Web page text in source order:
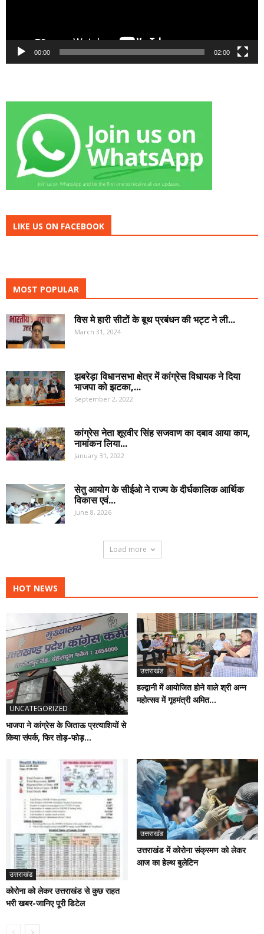
00:00 02:00
LIKE US ON FACEBOOK
MOST POPULAR
विस मे हारी सीटों के बूथ प्रबंधन की भट्ट ने ली...
March 31, 2024
झबरेड़ा विधानसभा क्षेत्र में कांग्रेस विधायक ने दिया
भाजपा को झटका,...
September 2, 2022
कांग्रेस नेता शूरवीर सिंह सजवाण का दबाव आया काम,
नामांकन लिया...
January 31, 2022
सेतु आयोग के सीईओ ने राज्य के दीर्घकालिक आर्थिक
विकास एवं...
June 8, 2026
Load more
HOT NEWS
UNCATEGORIZED
भाजपा ने कांग्रेस के जिताऊ प्रत्याशियों से
किया संपर्क, फिर तोड़-फोड़...
उत्तराखंड
हल्द्वानी में आयोजित होने वाले श्री अन्न
महोत्सव में गृहमंत्री अमित...
उत्तराखंड
कोरोना को लेकर उत्तराखंड से कुछ राहत
भरी खबर-जानिए पूरी डिटेल
उत्तराखंड
उत्तराखंड में कोरोना संक्रमण को लेकर
आज का हेल्थ बुलेटिन